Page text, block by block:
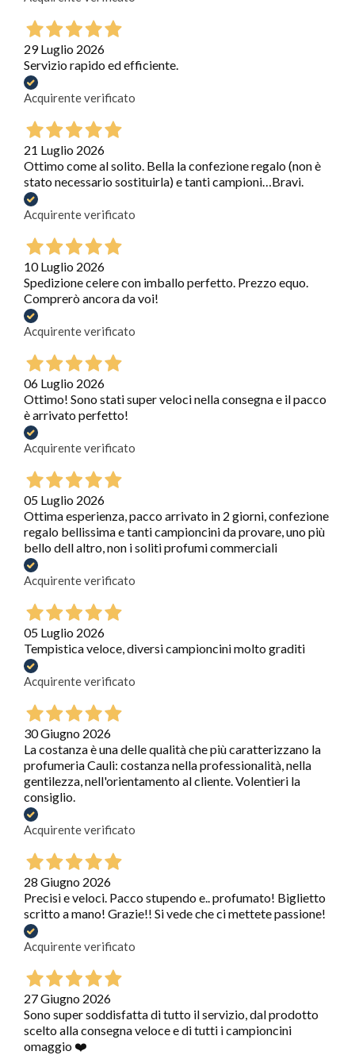
29 Luglio 2026
Servizio rapido ed efficiente.
Acquirente verificato
21 Luglio 2026
Ottimo come al solito. Bella la confezione regalo (non è
stato necessario sostituirla) e tanti campioni…Bravi.
Acquirente verificato
10 Luglio 2026
Spedizione celere con imballo perfetto. Prezzo equo.
Comprerò ancora da voi!
Acquirente verificato
06 Luglio 2026
Ottimo! Sono stati super veloci nella consegna e il pacco
è arrivato perfetto!
Acquirente verificato
05 Luglio 2026
Ottima esperienza, pacco arrivato in 2 giorni, confezione
regalo bellissima e tanti campioncini da provare, uno più
bello dell altro, non i soliti profumi commerciali
Acquirente verificato
05 Luglio 2026
Tempistica veloce, diversi campioncini molto graditi
Acquirente verificato
30 Giugno 2026
La costanza è una delle qualità che più caratterizzano la
profumeria Cauli: costanza nella professionalità, nella
gentilezza, nell'orientamento al cliente. Volentieri la
consiglio.
Acquirente verificato
28 Giugno 2026
Precisi e veloci. Pacco stupendo e.. profumato! Biglietto
scritto a mano! Grazie!! Si vede che ci mettete passione!
Acquirente verificato
27 Giugno 2026
Sono super soddisfatta di tutto il servizio, dal prodotto
scelto alla consegna veloce e di tutti i campioncini
omaggio ❤️